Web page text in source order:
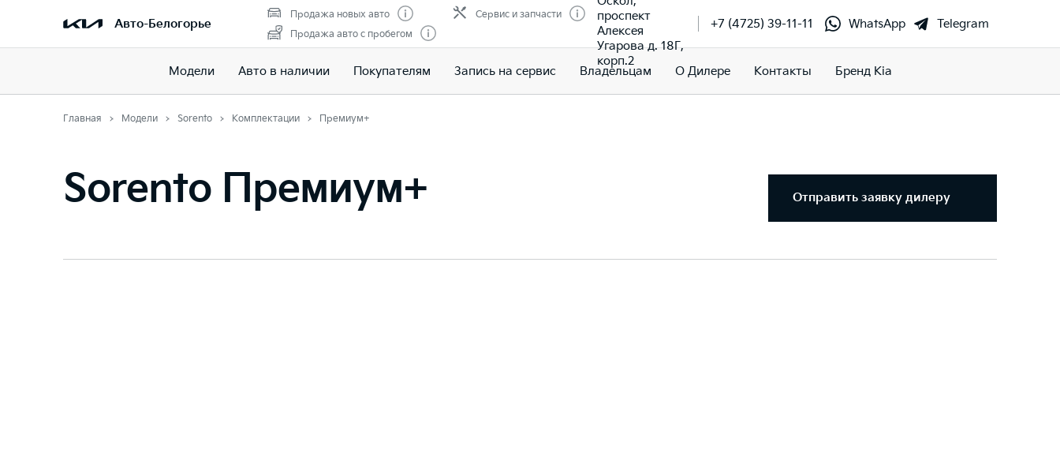
Авто-Белогорье
Продажа новых авто
Продажа авто с пробегом
Сервис и запчасти
проспект
Алексея
Угарова д. 18Г,
корп.2
+7 (4725) 39-11-11 WhatsApp Telegram
Модели Авто в наличии Покупателям Запись на сервис Владельцам О Дилере Контакты Бренд Kia
Главная Модели Sorento Комплектации Премиум+
Sorento Премиум+ Отправить заявку дилеру